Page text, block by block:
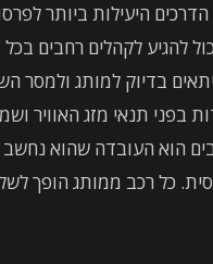
היעילות ביותר
להגיע לקהלים רחבים
בדיוק למותג ולמסר
תנאי מזג האוויר
הוא העובדה שהוא
כל רכב ממותג הופך